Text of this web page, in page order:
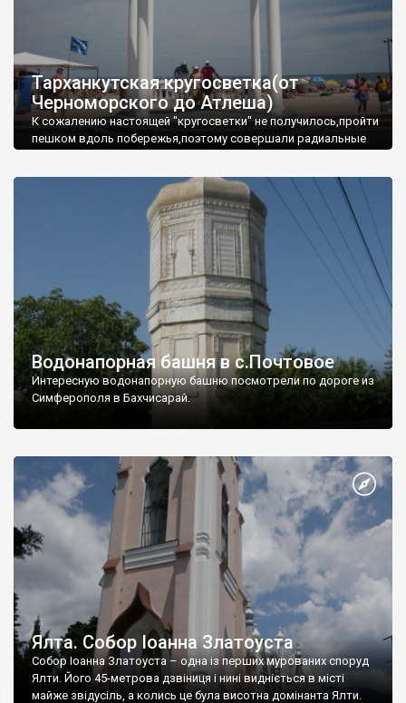
Тарханкутская кругосветка(от
Черноморского до Атлеша)
К сожалению настоящей "кругосветки" не получилось,пройти
пешком вдоль побережья,поэтому совершали радиальные
Водонапорная башня в с.Почтовое
Интересную водонапорную башню посмотрели по дороге из
Симферополя в Бахчисарай.
Ялта. Собор Іоанна Златоуста
Собор Іоанна Златоуста – одна із перших мурованих споруд
Ялти. Його 45-метрова дзвіниця і нині видніється в місті
майже звідусіль, а колись це була висотна домінанта Ялти.